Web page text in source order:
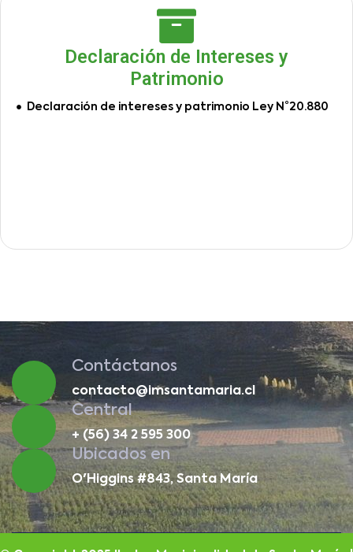
Declaración de Intereses y
Patrimonio
Declaración de intereses y patrimonio Ley N°20.880
Contáctanos
contacto@imsantamaria.cl
Central
+ (56) 34 2 595 300
Ubicados en
O'Higgins #843, Santa María